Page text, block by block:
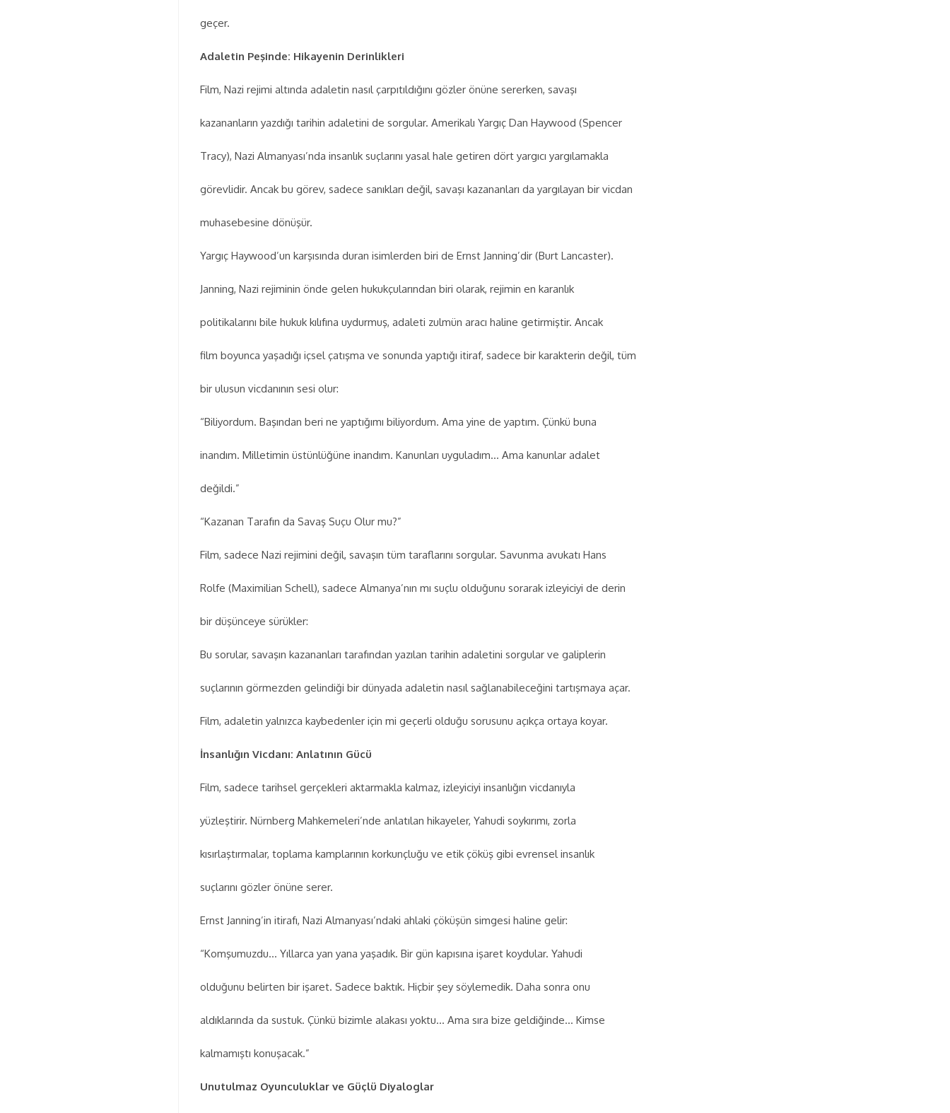
geçer.
Adaletin Peşinde: Hikayenin Derinlikleri
Film, Nazi rejimi altında adaletin nasıl çarpıtıldığını gözler önüne sererken, savaşı
kazananların yazdığı tarihin adaletini de sorgular. Amerikalı Yargıç Dan Haywood (Spencer
Tracy), Nazi Almanyası’nda insanlık suçlarını yasal hale getiren dört yargıcı yargılamakla
görevlidir. Ancak bu görev, sadece sanıkları değil, savaşı kazananları da yargılayan bir vicdan
muhasebesine dönüşür.
Yargıç Haywood’un karşısında duran isimlerden biri de Ernst Janning’dir (Burt Lancaster).
Janning, Nazi rejiminin önde gelen hukukçularından biri olarak, rejimin en karanlık
politikalarını bile hukuk kılıfına uydurmuş, adaleti zulmün aracı haline getirmiştir. Ancak
film boyunca yaşadığı içsel çatışma ve sonunda yaptığı itiraf, sadece bir karakterin değil, tüm
bir ulusun vicdanının sesi olur:
“Biliyordum. Başından beri ne yaptığımı biliyordum. Ama yine de yaptım. Çünkü buna
inandım. Milletimin üstünlüğüne inandım. Kanunları uyguladım… Ama kanunlar adalet
değildi.”
“Kazanan Tarafın da Savaş Suçu Olur mu?”
Film, sadece Nazi rejimini değil, savaşın tüm taraflarını sorgular. Savunma avukatı Hans
Rolfe (Maximilian Schell), sadece Almanya’nın mı suçlu olduğunu sorarak izleyiciyi de derin
bir düşünceye sürükler:
Bu sorular, savaşın kazananları tarafından yazılan tarihin adaletini sorgular ve galiplerin
suçlarının görmezden gelindiği bir dünyada adaletin nasıl sağlanabileceğini tartışmaya açar.
Film, adaletin yalnızca kaybedenler için mi geçerli olduğu sorusunu açıkça ortaya koyar.
İnsanlığın Vicdanı: Anlatının Gücü
Film, sadece tarihsel gerçekleri aktarmakla kalmaz, izleyiciyi insanlığın vicdanıyla
yüzleştirir. Nürnberg Mahkemeleri’nde anlatılan hikayeler, Yahudi soykırımı, zorla
kısırlaştırmalar, toplama kamplarının korkunçluğu ve etik çöküş gibi evrensel insanlık
suçlarını gözler önüne serer.
Ernst Janning’in itirafı, Nazi Almanyası’ndaki ahlaki çöküşün simgesi haline gelir:
“Komşumuzdu… Yıllarca yan yana yaşadık. Bir gün kapısına işaret koydular. Yahudi
olduğunu belirten bir işaret. Sadece baktık. Hiçbir şey söylemedik. Daha sonra onu
aldıklarında da sustuk. Çünkü bizimle alakası yoktu… Ama sıra bize geldiğinde… Kimse
kalmamıştı konuşacak.”
Unutulmaz Oyunculuklar ve Güçlü Diyaloglar